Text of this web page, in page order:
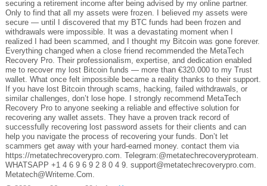
securing a retirement income after being advised by my online partner.
Only to find that all my assets were frozen. I believed my assets were
secure — until I discovered that my BTC funds had been frozen and
withdrawals were impossible. It was a devastating moment when I
realized I had been scammed, and I thought my Bitcoin was gone forever.
Everything changed when a close friend recommended the MetaTech
Recovery Pro. Their professionalism, expertise, and dedication enabled
me to recover my lost Bitcoin funds — more than €320.000 to my Trust
wallet. What once felt impossible became a reality thanks to their support.
If you have lost Bitcoin through scams, hacking, failed withdrawals, or
similar challenges, don’t lose hope. I strongly recommend MetaTech
Recovery Pro to anyone seeking a reliable and effective solution for
recovering any wallet assets. They have a proven track record of
successfully recovering lost password assets for their clients and can
help you navigate the process of recovering your funds. Don’t let
scammers get away with your hard-earned money. contact them via
https://metatechrecoverypro.com. Telegram:@metatechrecoveryproteam.
WHATSAPP +1 4 6 9 6 9 2 8 0 4 9. support@metatechrecoverypro.com.
Metatech@Writeme.Com.